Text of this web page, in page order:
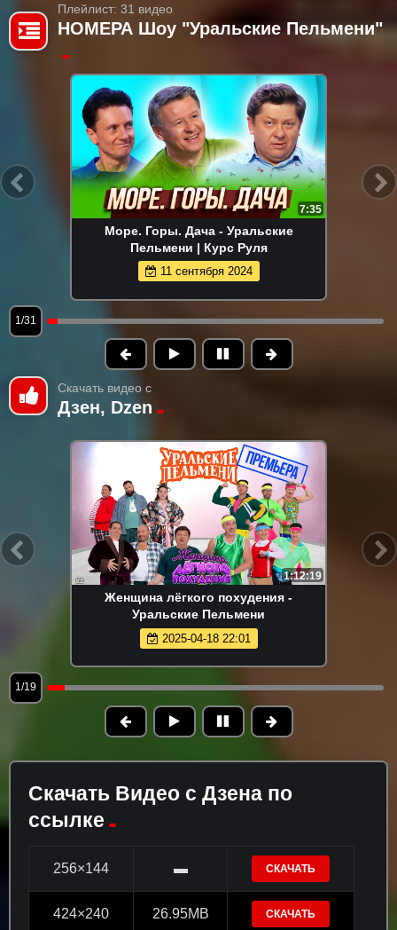
Плейлист: 31 видео
НОМЕРА Шоу "Уральские Пельмени"
7:35
Море. Горы. Дача - Уральские
Пельмени | Курс Руля
11 сентября 2024
1/31
Скачать видео с
Дзен, Dzen
1:12:19
Женщина лёгкого похудения -
Уральские Пельмени
2025-04-18 22:01
1/19
Скачать Видео с Дзена по
ссылке
256×144 ▬ СКАЧАТЬ
424×240 26.95MB СКАЧАТЬ